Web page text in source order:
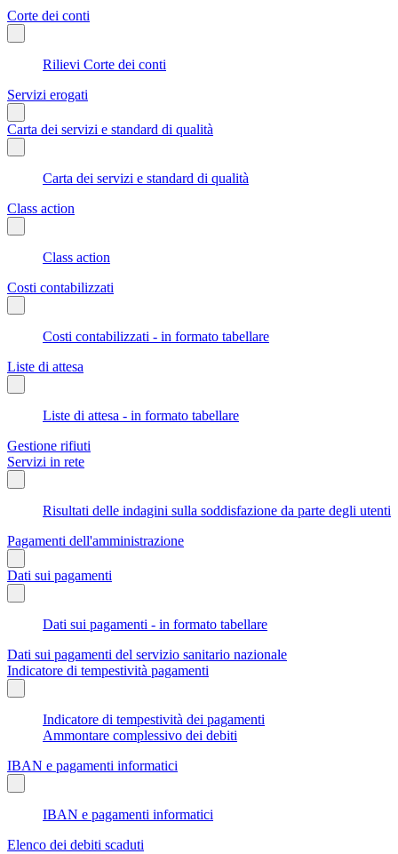
Corte dei conti
Rilievi Corte dei conti
Servizi erogati
Carta dei servizi e standard di qualità
Carta dei servizi e standard di qualità
Class action
Class action
Costi contabilizzati
Costi contabilizzati - in formato tabellare
Liste di attesa
Liste di attesa - in formato tabellare
Gestione rifiuti
Servizi in rete
Risultati delle indagini sulla soddisfazione da parte degli utenti
Pagamenti dell'amministrazione
Dati sui pagamenti
Dati sui pagamenti - in formato tabellare
Dati sui pagamenti del servizio sanitario nazionale
Indicatore di tempestività pagamenti
Indicatore di tempestività dei pagamenti
Ammontare complessivo dei debiti
IBAN e pagamenti informatici
IBAN e pagamenti informatici
Elenco dei debiti scaduti